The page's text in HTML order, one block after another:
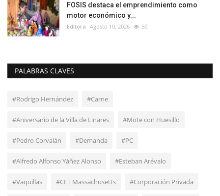
FOSIS destaca el emprendimiento como
motor económico y...
Editora Agosto 10, 2026 50
PALABRAS CLAVES
#Rodrigo Hernández #Carne
#Aniversario de la Villa de Linares #Mote con Huesillo
#Pedro Corvalán #Demanda #PC
#Alfredo Alfonso Yáñez Alonso #Esteban Arévalo
#Vaquillas #CFT Massachusetts #Corporación Privada